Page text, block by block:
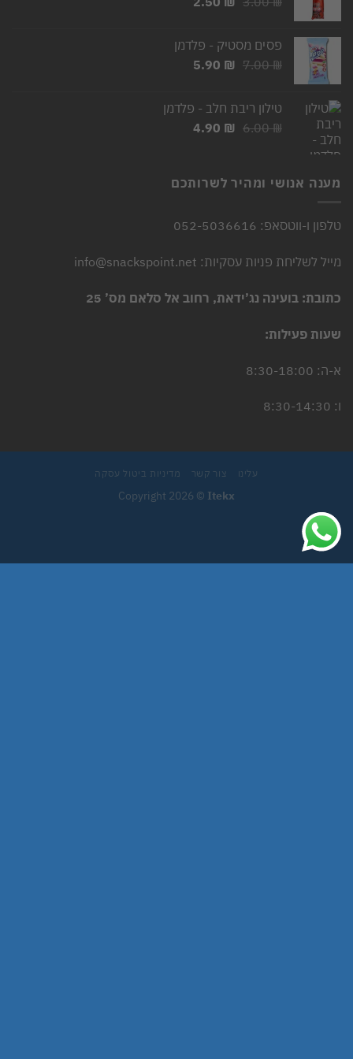
3.00 ₪.
2.50 ₪.
פסים מסטיק - פלדמן
7.00₪
המחיר
7.00 ₪.
5.90 ₪
המחיר
5.90 ₪.
טילון ריבת חלב - פלדמן
6.00₪
המחיר
6.00 ₪.
4.90 ₪
המחיר
4.90 ₪.
מענה אנושי ומהיר לשרותכם
טלפון ו-ווטסאפ: 052-5036616
מייל לשליחת פניות עסקיות: info@snackspoint.net
כתובת: בועינה נג’ידאת, רחוב אל סלאם מס’ 25
שעות פעילות:
א-ה: 8:30-18:00
ו: 8:30-14:30
עלינו צור קשר מדיניות ביטול עסקה
Copyright 2026 © Itekx